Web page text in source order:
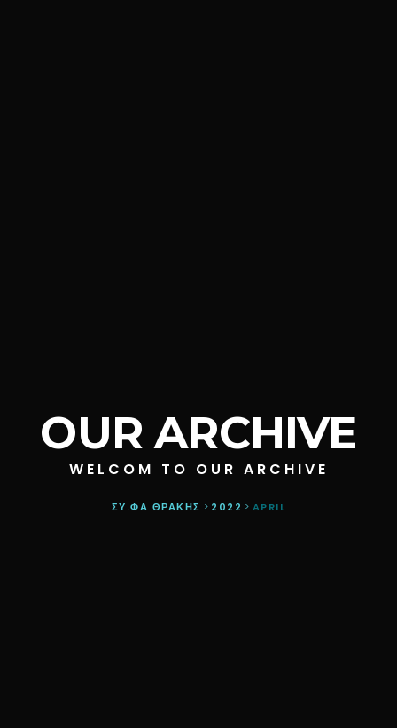
OUR ARCHIVE
WELCOM TO OUR ARCHIVE
ΣΥ.ΦΑ ΘΡΑΚΗΣ > 2022 > APRIL